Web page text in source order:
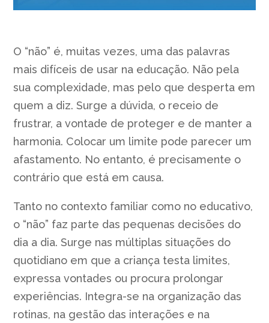
O “não” é, muitas vezes, uma das palavras
mais difíceis de usar na educação. Não pela
sua complexidade, mas pelo que desperta em
quem a diz. Surge a dúvida, o receio de
frustrar, a vontade de proteger e de manter a
harmonia. Colocar um limite pode parecer um
afastamento. No entanto, é precisamente o
contrário que está em causa.
Tanto no contexto familiar como no educativo,
o “não” faz parte das pequenas decisões do
dia a dia. Surge nas múltiplas situações do
quotidiano em que a criança testa limites,
expressa vontades ou procura prolongar
experiências. Integra-se na organização das
rotinas, na gestão das interações e na